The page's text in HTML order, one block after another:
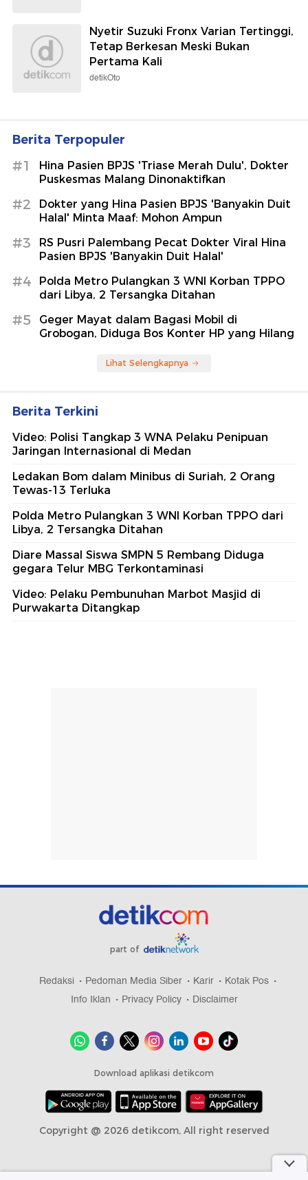
Nyetir Suzuki Fronx Varian Tertinggi,
Tetap Berkesan Meski Bukan
Pertama Kali
detikOto
Berita Terpopuler
#1
Hina Pasien BPJS 'Triase Merah Dulu', Dokter
Puskesmas Malang Dinonaktifkan
#2
Dokter yang Hina Pasien BPJS 'Banyakin Duit
Halal' Minta Maaf: Mohon Ampun
#3
RS Pusri Palembang Pecat Dokter Viral Hina
Pasien BPJS 'Banyakin Duit Halal'
#4
Polda Metro Pulangkan 3 WNI Korban TPPO
dari Libya, 2 Tersangka Ditahan
#5
Geger Mayat dalam Bagasi Mobil di
Grobogan, Diduga Bos Konter HP yang Hilang
Lihat Selengkapnya
Berita Terkini
Video: Polisi Tangkap 3 WNA Pelaku Penipuan
Jaringan Internasional di Medan
Ledakan Bom dalam Minibus di Suriah, 2 Orang
Tewas-13 Terluka
Polda Metro Pulangkan 3 WNI Korban TPPO dari
Libya, 2 Tersangka Ditahan
Diare Massal Siswa SMPN 5 Rembang Diduga
gegara Telur MBG Terkontaminasi
Video: Pelaku Pembunuhan Marbot Masjid di
Purwakarta Ditangkap
part of
Redaksi Pedoman Media Siber Karir
Kotak Pos
Info Iklan
Privacy Policy Disclaimer
Download aplikasi detikcom
Copyright @ 2026 detikcom, All right reserved